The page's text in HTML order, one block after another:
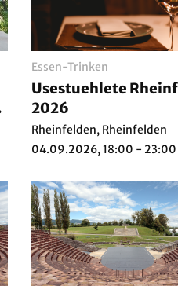
Essen-Trinken
Usestuehlete
2026
Rheinfelden, Rheinfelden
04.09.2026, 18:00 - 23:00